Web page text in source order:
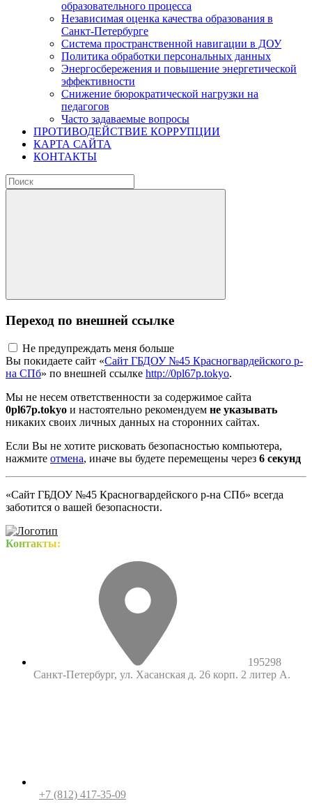
образовательного процесса
Независимая оценка качества образования в
Санкт-Петербурге
Система пространственной навигации в ДОУ
Политика обработки персональных данных
Энергосбережения и повышение энергетической
эффективности
Снижение бюрократической нагрузки на
педагогов
Часто задаваемые вопросы
ПРОТИВОДЕЙСТВИЕ КОРРУПЦИИ
КАРТА САЙТА
КОНТАКТЫ
Переход по внешней ссылке
Не предупреждать меня больше
Вы покидаете сайт «Сайт ГБДОУ №45 Красногвардейского р-
на СПб» по внешней ссылке http://0pl67p.tokyo.
Мы не несем ответственности за содержимое сайта
0pl67p.tokyo и настоятельно рекомендуем не указывать
никаких своих личных данных на сторонних сайтах.
Если Вы не хотите рисковать безопасностью компьютера,
нажмите отмена, иначе вы будете перемещены через 5 секунд
«Сайт ГБДОУ №45 Красногвардейского р-на СПб» всегда
заботится о вашей безопасности.
Контакты:
195298
Санкт-Петербург, ул. Хасанская д. 26 корп. 2 литер А.
+7 (812) 417-35-09